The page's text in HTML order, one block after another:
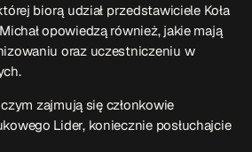
biorą udział przedstawiciele Koła
opowiedzą również, jakie mają
oraz uczestniczeniu w
zajmują się członkowie
Lider, koniecznie posłuchajcie